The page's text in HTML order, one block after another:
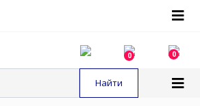
0 0